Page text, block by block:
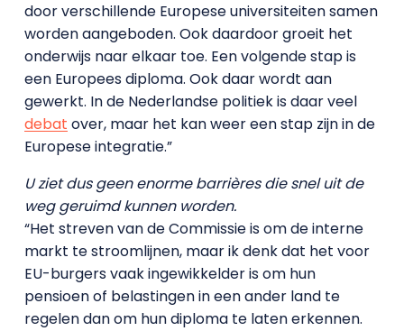
door verschillende Europese universiteiten samen
worden aangeboden. Ook daardoor groeit het
onderwijs naar elkaar toe. Een volgende stap is
een Europees diploma. Ook daar wordt aan
gewerkt. In de Nederlandse politiek is daar veel
debat over, maar het kan weer een stap zijn in de
Europese integratie.”
U ziet dus geen enorme barrières die snel uit de
weg geruimd kunnen worden.
“Het streven van de Commissie is om de interne
markt te stroomlijnen, maar ik denk dat het voor
EU-burgers vaak ingewikkelder is om hun
pensioen of belastingen in een ander land te
regelen dan om hun diploma te laten erkennen.